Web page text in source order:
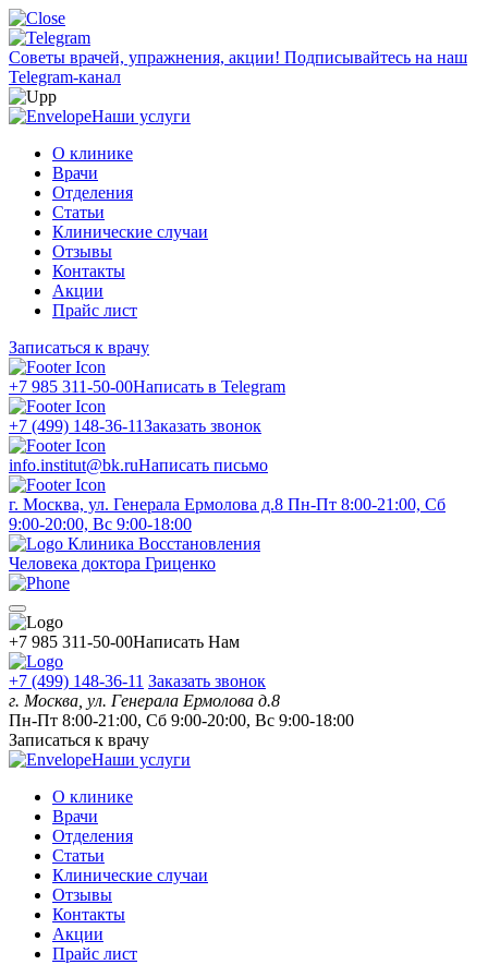
Советы врачей, упражнения, акции! Подписывайтесь на наш
Telegram-канал
Наши услуги
О клинике
Врачи
Отделения
Статьи
Клинические случаи
Отзывы
Контакты
Акции
Прайс лист
Записаться к врачу
+7 985 311-50-00Написать в Telegram
+7 (499) 148-36-11Заказать звонок
info.institut@bk.ruНаписать письмо
г. Москва, ул. Генерала Ермолова д.8 Пн-Пт 8:00-21:00, Сб
9:00-20:00, Вс 9:00-18:00
Клиника Восстановления
Человека доктора Гриценко
+7 985 311-50-00Написать Нам
+7 (499) 148-36-11 Заказать звонок
г. Москва, ул. Генерала Ермолова д.8
Пн-Пт 8:00-21:00, Сб 9:00-20:00, Вс 9:00-18:00
Записаться к врачу
Наши услуги
О клинике
Врачи
Отделения
Статьи
Клинические случаи
Отзывы
Контакты
Акции
Прайс лист